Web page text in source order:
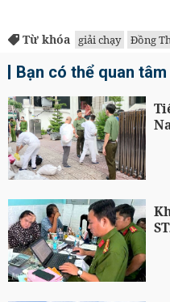
Từ khóa giải chạy Đồng
Bạn có thể quan tâm